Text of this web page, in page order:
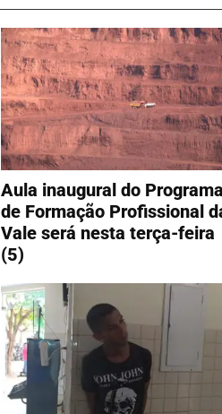
Aula inaugural do Programa
de Formação Profissional
Vale será nesta terça-feira
(5)